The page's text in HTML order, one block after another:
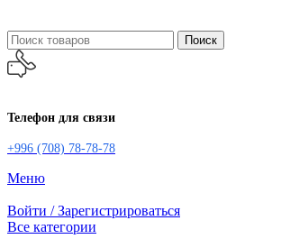
Поиск
Телефон для связи
+996 (708) 78-78-78
Меню
Войти / Зарегистрироваться
Все категории